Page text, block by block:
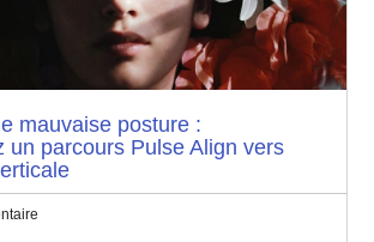
mauvaise posture :
un parcours Pulse Align vers